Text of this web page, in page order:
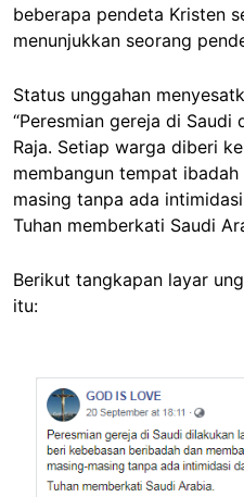
beberapa pendeta Kristen
menunjukkan seorang
Status unggahan
“Peresmian gereja di Saudi
Raja. Setiap warga diberi
membangun tempat
masing tanpa ada
Tuhan memberkati Saudi
Berikut tangkapan layar
itu:
Image